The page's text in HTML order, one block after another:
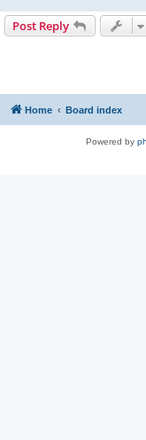
Post Reply
Home Board index
Powered by